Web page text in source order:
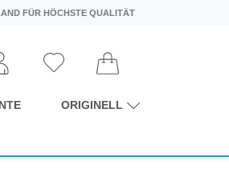
FÜR HÖCHSTE QUALITÄT
ORIGINELL